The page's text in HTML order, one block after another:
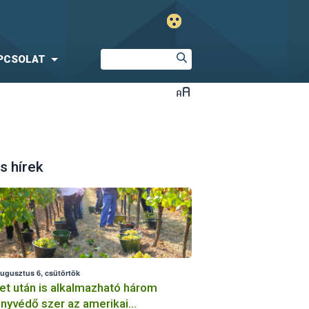
hírek
6, csütörtök
után is alkalmazható három
szer az amerikai